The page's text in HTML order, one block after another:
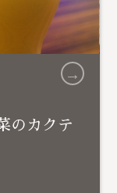
→
のカクテ